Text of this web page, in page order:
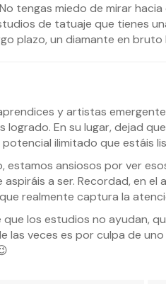
No tengas miedo de mirar
de tatuaje que tienes
plazo, un diamante en
y artistas
logrado. En su lugar, dejad
potencial ilimitado que estáis
estamos ansiosos por ver
a ser. Recordad, en el
realmente captura la
los estudios no ayudan,
las veces es por culpa de